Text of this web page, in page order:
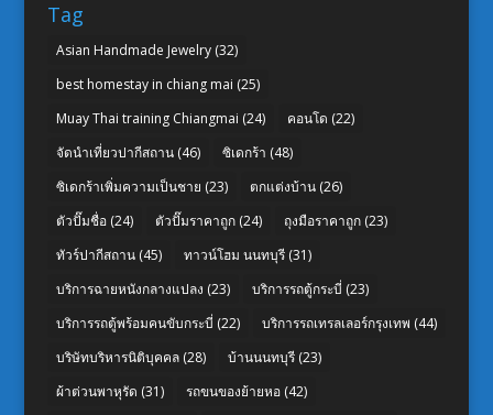
Tag
Asian Handmade Jewelry(32)
best homestay in chiang mai (25)
Muay Thai training Chiangmai (24) คอนโด (22)
จัดนำเที่ยวปากีสถาน(46) ซิเดกร้า (48)
ซิเดกร้าเพิ่มความเป็นชาย (23) ตกแต่งบ้าน(26)
ตัวปั๊มชื่อ(24) ตัวปั๊มราคาถูก(24) ถุงมือราคาถูก(23)
ทัวร์ปากีสถาน(45) ทาวน์โฮม นนทบุรี(31)
บริการฉายหนังกลางแปลง (23) บริการรถตู้กระบี่ (23)
บริการรถตู้พร้อมคนขับกระบี่ (22) บริการรถเทรลเลอร์กรุงเทพ (44)
บริษัทบริหารนิติบุคคล(28) บ้านนนทบุรี(23)
ผ้าต่วนพาหุรัด (31) รถขนของย้ายหอ(42)